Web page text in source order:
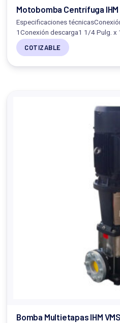
Motobomba Centrífuga IHM
Especificaciones
1Conexión descarga1 1/4 Pulg. x
COTIZABLE
Bomba Multietapas IHM